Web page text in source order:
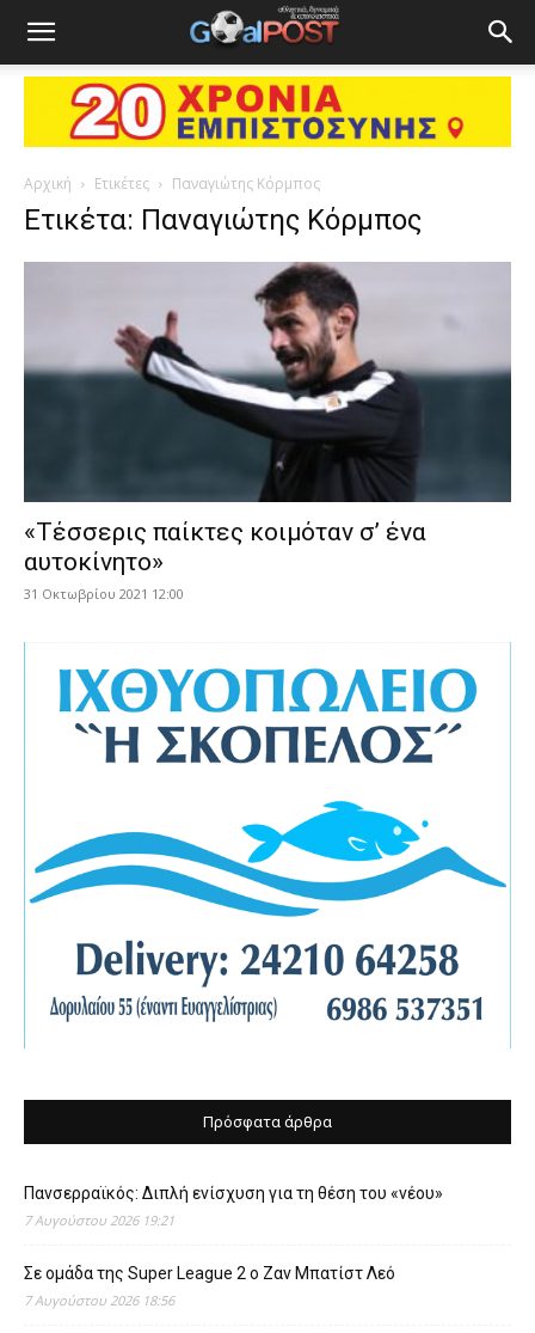
Αρχική Ετικέτες Παναγιώτης Κόρμπος
Ετικέτα: Παναγιώτης Κόρμπος
«Τέσσερις παίκτες κοιμόταν σ’ ένα
αυτοκίνητο»
31 Οκτωβρίου 2021 12:00
Πρόσφατα άρθρα
Πανσερραϊκός: Διπλή ενίσχυση για τη θέση του «νέου»
7 Αυγούστου 2026 19:21
Σε ομάδα της Super League 2 o Ζαν Μπατίστ Λεό
7 Αυγούστου 2026 18:56